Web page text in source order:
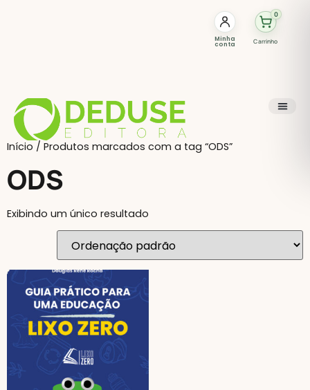
Minha
conta Carrinho
0
Início / Produtos marcados com a tag “ODS”
ODS
Exibindo um único resultado